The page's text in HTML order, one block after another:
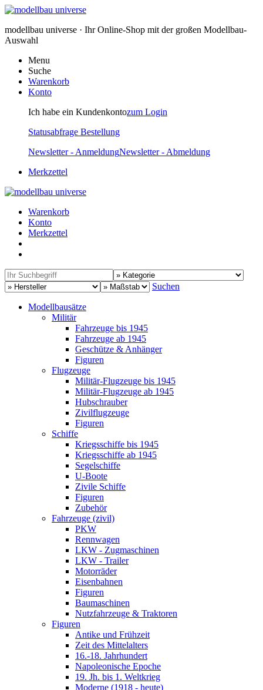
modellbau universe · Ihr Online-Shop mit der großen Modellbau-
Auswahl
Menu
Suche
Warenkorb
Konto
Ich habe ein Kundenkontozum Login
Statusabfrage Bestellung
Newsletter - AnmeldungNewsletter - Abmeldung
Merkzettel
Warenkorb
Konto
Merkzettel
Suchen
Modellbausätze
Militär
Fahrzeuge bis 1945
Fahrzeuge ab 1945
Geschütze & Anhänger
Figuren
Flugzeuge
Militär-Flugzeuge bis 1945
Militär-Flugzeuge ab 1945
Hubschrauber
Zivilflugzeuge
Figuren
Schiffe
Kriegsschiffe bis 1945
Kriegsschiffe ab 1945
Segelschiffe
U-Boote
Zivile Schiffe
Figuren
Zubehör
Fahrzeuge (zivil)
PKW
Rennwagen
LKW - Zugmaschinen
LKW - Trailer
Motorräder
Eisenbahnen
Figuren
Baumaschinen
Nutzfahrzeuge & Traktoren
Figuren
Antike und Frühzeit
Zeit des Mittelalters
16.-18. Jahrhundert
Napoleonische Epoche
19. Jh. bis 1. Weltkrieg
Moderne (1918 - heute)